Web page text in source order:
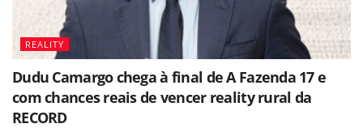
REALITY
Dudu Camargo chega à final de A Fazenda 17 e
com chances reais de vencer reality rural da
RECORD